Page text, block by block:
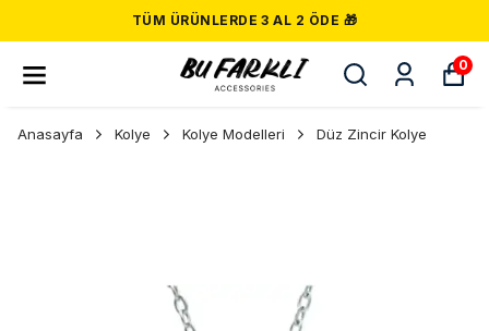
TÜM ÜRÜNLERDE 3 AL 2 ÖDE 🎁
0
Anasayfa Kolye Kolye Modelleri Düz Zincir Kolye